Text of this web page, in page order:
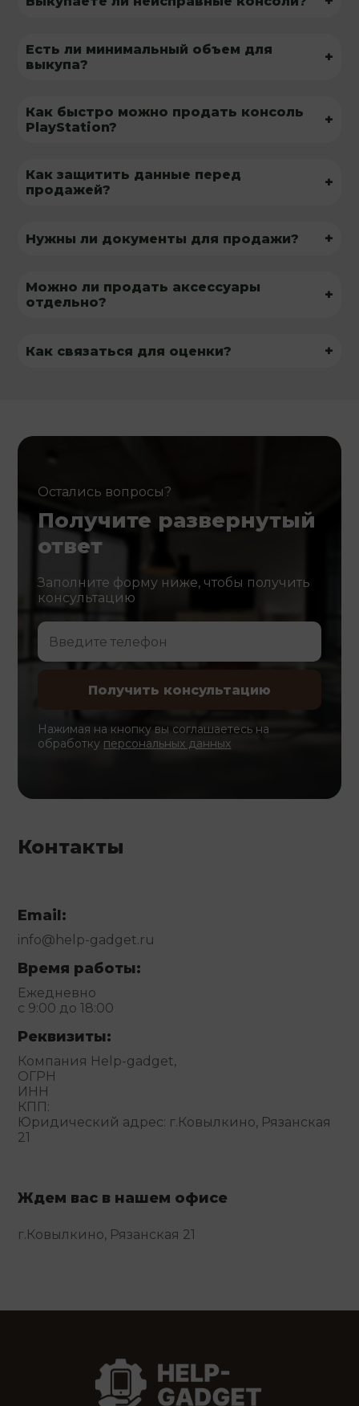
Есть ли минимальный объем для
выкупа?
+
Как быстро можно продать консоль
PlayStation?
+
Как защитить данные перед
продажей?
+
Нужны ли документы для продажи? +
Можно ли продать аксессуары
отдельно?
+
Как связаться для оценки? +
Остались вопросы?
Получите развернутый
ответ
Заполните форму ниже, чтобы получить
консультацию
Нажимая на кнопку вы соглашаетесь на
обработку персональных данных
Контакты
Email:
info@help-gadget.ru
Время работы:
Ежедневно
с 9:00 до 18:00
Реквизиты:
Компания Help-gadget,
ОГРН
ИНН
КПП:
Юридический адрес: г.Ковылкино, Рязанская
21
Ждем вас в нашем офисе
г.Ковылкино, Рязанская 21